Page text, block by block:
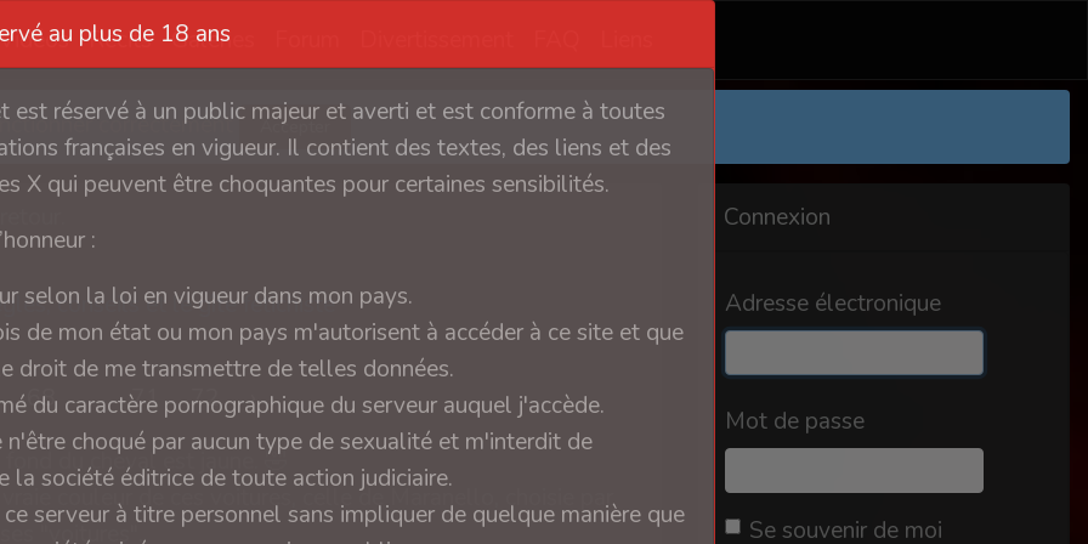
Vidéos Récits Galeries
correctement Accepter
conseils et le gîte fétichiste
68 ... 71 72 ›
fond du cheval est jaune. 🤣
vraie couleur de ces voitures, celle de Maranello, choisie par
ses "voitures".
Connexion
Adresse électronique
Mot de passe
Se souvenir de moi
au plus de 18 ans
est réservé à un public majeur et averti et est conforme à toutes
françaises en vigueur. Il contient des textes, des liens et des
X qui peuvent être choquantes pour certaines sensibilités.
:
selon la loi en vigueur dans mon pays.
de mon état ou mon pays m'autorisent à accéder à ce site et que
droit de me transmettre de telles données.
du caractère pornographique du serveur auquel j'accède.
n'être choqué par aucun type de sexualité et m'interdit de
la société éditrice de toute action judiciaire.
serveur à titre personnel sans impliquer de quelque manière que